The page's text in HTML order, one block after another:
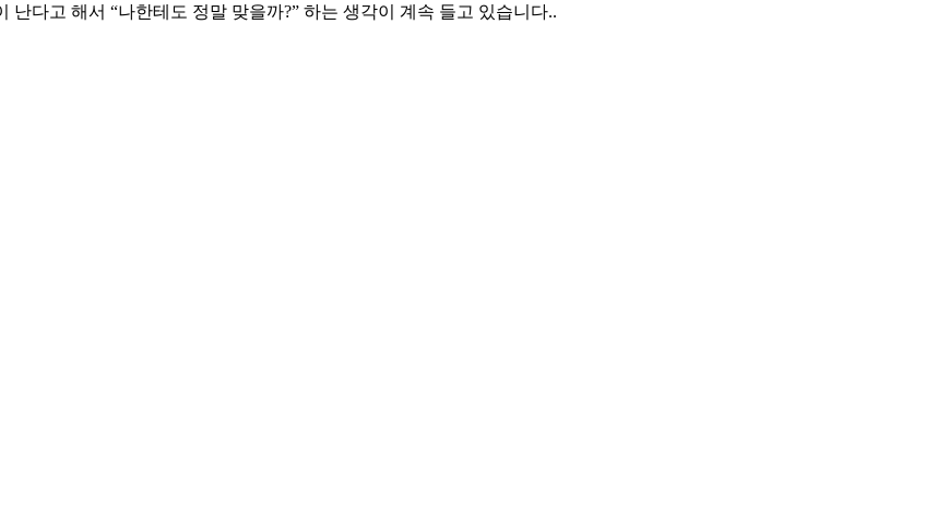
다고 해서 “나한테도 정말 맞을까?” 하는 생각이 계속 들고 있습니다..